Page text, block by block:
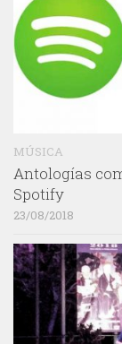
MÚSICA
Antologías
Spotify
23/08/2018